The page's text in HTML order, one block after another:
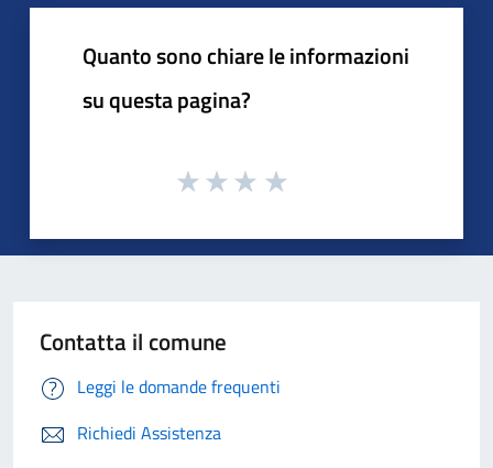
Quanto sono chiare le informazioni
su questa pagina?
Contatta il comune
Leggi le domande frequenti
Richiedi Assistenza